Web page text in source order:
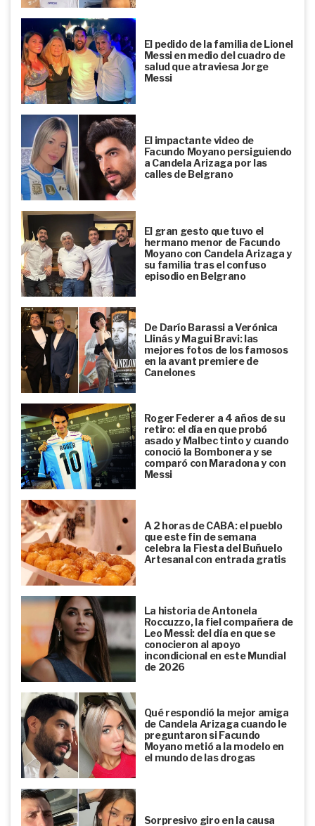
El pedido de la familia de Lionel
Messi en medio del cuadro de
salud que atraviesa Jorge
Messi
El impactante video de
Facundo Moyano persiguiendo
a Candela Arizaga por las
calles de Belgrano
El gran gesto que tuvo el
hermano menor de Facundo
Moyano con Candela Arizaga y
su familia tras el confuso
episodio en Belgrano
De Darío Barassi a Verónica
Llinás y Magui Bravi: las
mejores fotos de los famosos
en la avant premiere de
Canelones
Roger Federer a 4 años de su
retiro: el día en que probó
asado y Malbec tinto y cuando
conoció la Bombonera y se
comparó con Maradona y con
Messi
A 2 horas de CABA: el pueblo
que este fin de semana
celebra la Fiesta del Buñuelo
Artesanal con entrada gratis
La historia de Antonela
Roccuzzo, la fiel compañera de
Leo Messi: del día en que se
conocieron al apoyo
incondicional en este Mundial
de 2026
Qué respondió la mejor amiga
de Candela Arizaga cuando le
preguntaron si Facundo
Moyano metió a la modelo en
el mundo de las drogas
Sorpresivo giro en la causa